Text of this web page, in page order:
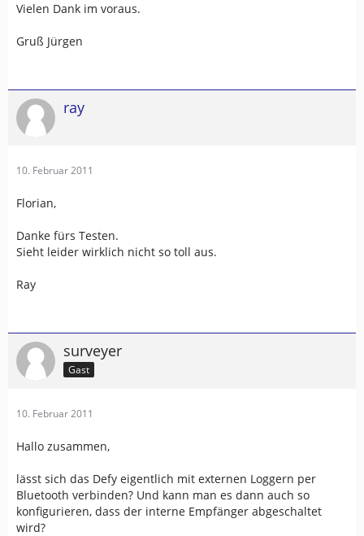
Vielen Dank im voraus.
Gruß Jürgen
ray
10. Februar 2011
Florian,
Danke fürs Testen.
Sieht leider wirklich nicht so toll aus.
Ray
surveyer
Gast
10. Februar 2011
Hallo zusammen,
lässt sich das Defy eigentlich mit externen Loggern per
Bluetooth verbinden? Und kann man es dann auch so
konfigurieren, dass der interne Empfänger abgeschaltet
wird?